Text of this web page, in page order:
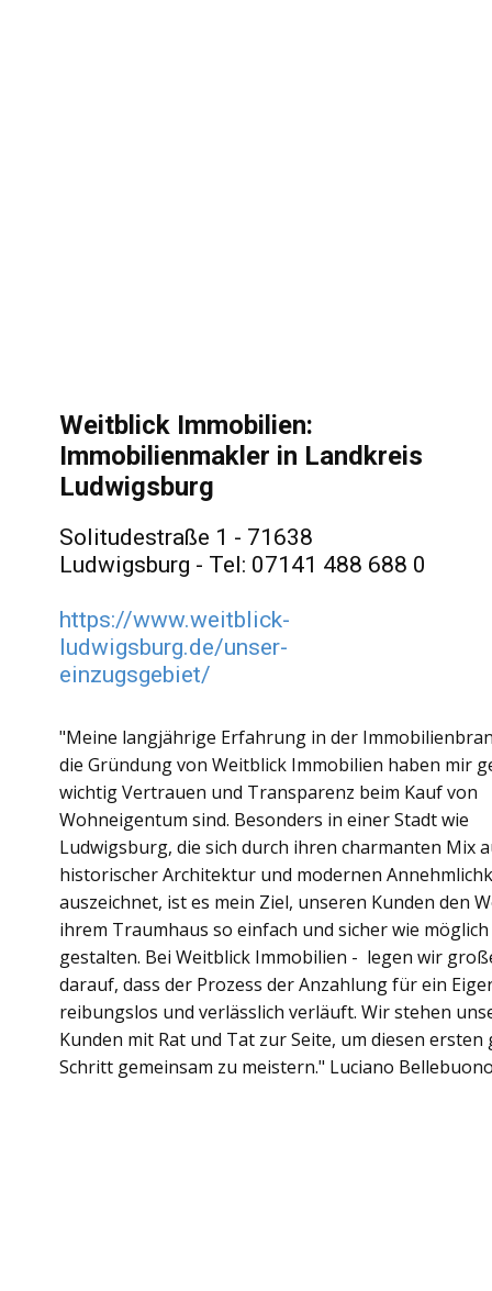
Weitblick Immobilien:
Immobilienmakler in Landkreis
Ludwigsburg
Solitudestraße 1 - 71638
Ludwigsburg - Tel: 07141 488 688 0
https://www.weitblick-
ludwigsburg.de/unser-
einzugsgebiet/
"Meine langjährige Erfahrung in der
die Gründung von Weitblick Immobilien haben mir
wichtig Vertrauen und Transparenz beim Kauf von
Wohneigentum sind. Besonders in einer Stadt wie
Ludwigsburg, die sich durch ihren charmanten Mix
historischer Architektur und modernen
auszeichnet, ist es mein Ziel, unseren Kunden den
ihrem Traumhaus so einfach und sicher wie
gestalten. Bei Weitblick Immobilien - legen wir
darauf, dass der Prozess der Anzahlung für ein
reibungslos und verlässlich verläuft. Wir stehen
Kunden mit Rat und Tat zur Seite, um diesen
Schritt gemeinsam zu meistern." Luciano